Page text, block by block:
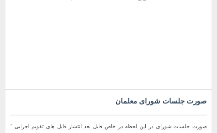
صورت جلسات شورای معلمان
صورت جلسات شورای در این لحظه در خاص فایل بعد انتشار فایل های تقویم اجرایی ٬